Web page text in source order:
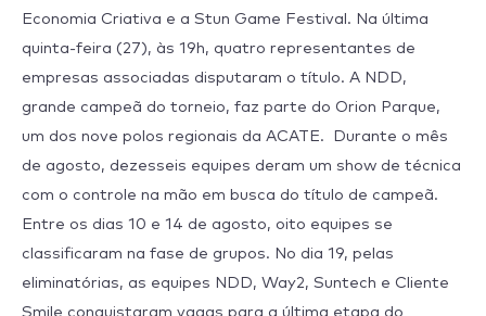
Economia Criativa e a Stun Game Festival. Na última
quinta-feira (27), às 19h, quatro representantes de
empresas associadas disputaram o título. A NDD,
grande campeã do torneio, faz parte do Orion Parque,
um dos nove polos regionais da ACATE. Durante o mês
de agosto, dezesseis equipes deram um show de técnica
com o controle na mão em busca do título de campeã.
Entre os dias 10 e 14 de agosto, oito equipes se
classificaram na fase de grupos. No dia 19, pelas
eliminatórias, as equipes NDD, Way2, Suntech e Cliente
Smile conquistaram vagas para a última etapa do